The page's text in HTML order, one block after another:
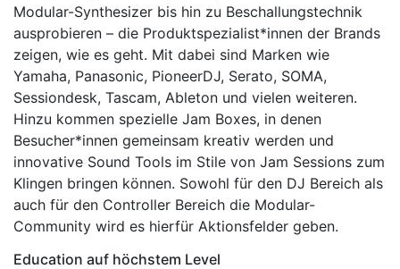
Modular-Synthesizer bis hin zu Beschallungstechnik
ausprobieren – die Produktspezialist*innen der Brands
zeigen, wie es geht. Mit dabei sind Marken wie
Yamaha, Panasonic, PioneerDJ, Serato, SOMA,
Sessiondesk, Tascam, Ableton und vielen weiteren.
Hinzu kommen spezielle Jam Boxes, in denen
Besucher*innen gemeinsam kreativ werden und
innovative Sound Tools im Stile von Jam Sessions zum
Klingen bringen können. Sowohl für den DJ Bereich als
auch für den Controller Bereich die Modular-
Community wird es hierfür Aktionsfelder geben.
Education auf höchstem Level